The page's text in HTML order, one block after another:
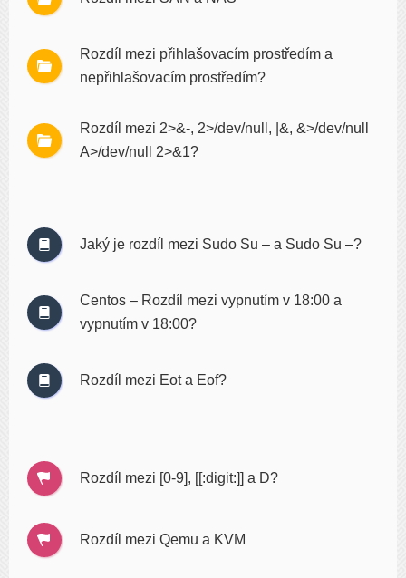
Rozdíl mezi přihlašovacím prostředím a
nepřihlašovacím prostředím?
Rozdíl mezi 2>&-, 2>/dev/null, |&, &>/dev/null
A>/dev/null 2>&1?
Jaký je rozdíl mezi Sudo Su – a Sudo Su –?
Centos – Rozdíl mezi vypnutím v 18:00 a
vypnutím v 18:00?
Rozdíl mezi Eot a Eof?
Rozdíl mezi [0-9], [[:digit:]] a D?
Rozdíl mezi Qemu a KVM